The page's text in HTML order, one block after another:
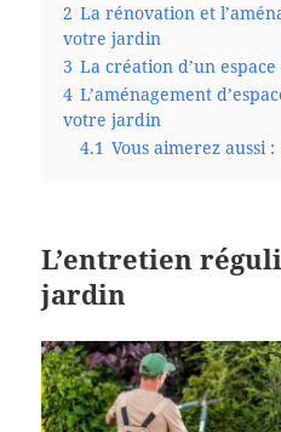
2 La rénovation et
votre jardin
3 La création d’un
4 L’aménagement
votre jardin
4.1 Vous aimerez aussi :
L’entretien
jardin